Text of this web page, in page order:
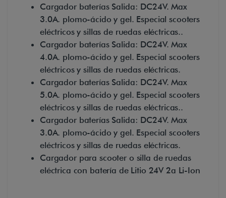
Cargador baterías Salida: DC24V. Max
3.0A. plomo-ácido y gel. Especial scooters
eléctricos y sillas de ruedas eléctricas..
Cargador baterías Salida: DC24V. Max
4.0A. plomo-ácido y gel. Especial scooters
eléctricos y sillas de ruedas eléctricas.
Cargador baterías Salida: DC24V. Max
5.0A. plomo-ácido y gel. Especial scooters
eléctricos y sillas de ruedas eléctricas..
Cargador baterías Salida: DC24V. Max
3.0A. plomo-ácido y gel. Especial scooters
eléctricos y sillas de ruedas eléctricas.
Cargador para scooter o silla de ruedas
eléctrica con batería de Litio 24V 2a Li-Ion